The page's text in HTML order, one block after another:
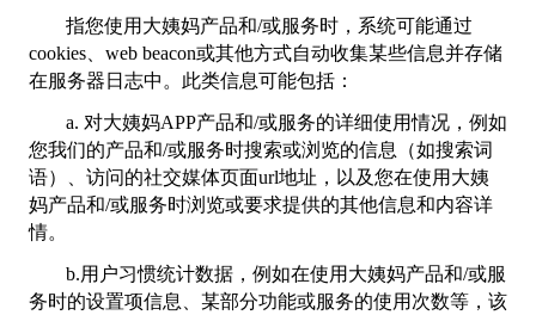
指您使用大姨妈产品和/或服务时，系统可能通过
cookies、web beacon或其他方式自动收集某些信息并存储
在服务器日志中。此类信息可能包括：
a. 对大姨妈APP产品和/或服务的详细使用情况，例如
您我们的产品和/或服务时搜索或浏览的信息（如搜索词
语）、访问的社交媒体页面url地址，以及您在使用大姨
妈产品和/或服务时浏览或要求提供的其他信息和内容详
情。
b.用户习惯统计数据，例如在使用大姨妈产品和/或服
务时的设置项信息、某部分功能或服务的使用次数等，该